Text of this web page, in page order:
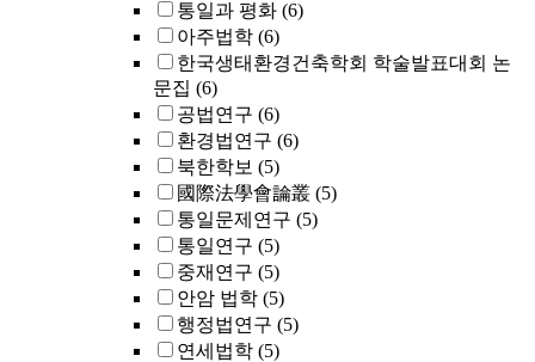
통일과 평화 (6)
아주법학 (6)
한국생태환경건축학회 학술발표대회 논
문집 (6)
공법연구 (6)
환경법연구 (6)
북한학보 (5)
國際法學會論叢 (5)
통일문제연구 (5)
통일연구 (5)
중재연구 (5)
안암 법학 (5)
행정법연구 (5)
연세법학 (5)